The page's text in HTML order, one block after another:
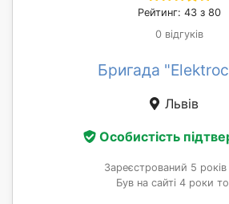
Рейтинг: 43 з 80
0 відгуків
Бригада
Львів
Особистість
Зареєстрований 5
Був на сайті 4 роки